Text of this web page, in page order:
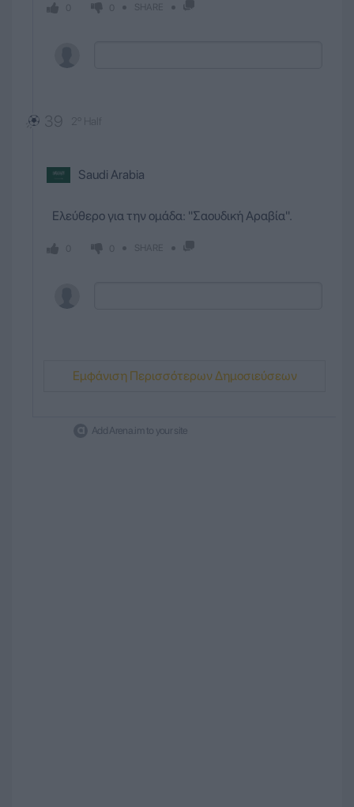
SHARE
39 2º Half
Saudi Arabia
Ελεύθερο για την ομάδα: ''Σαουδική Αραβία''.
SHARE
Εμφάνιση Περισσότερων Δημοσιεύσεων
Add Arena.im to your site